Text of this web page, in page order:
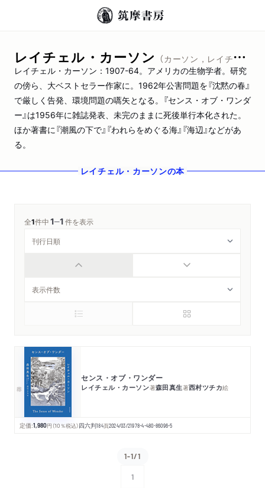
レイチェル・カーソン （カーソン，レイチェル）
レイチェル・カーソン：1907-64。アメリカの生物学者。研究
の傍ら、大ベストセラー作家に。1962年公害問題を『沈黙の春』
で厳しく告発、環境問題の嚆矢となる。『センス・オブ・ワンダ
ー』は1956年に雑誌発表、未完のままに死後単行本化された。
ほか著書に『潮風の下で』『われらをめぐる海』『海辺』などがあ
る。
レイチェル・カーソンの本
全1件中1─1件を表示
センス・オブ・ワンダー
レイチェル・カーソン著森田真生著西村ツチカ絵
定価:1,980円 （10％税込）四六判184頁2024/03/21978-4-480-86096-5
1-1/1
1